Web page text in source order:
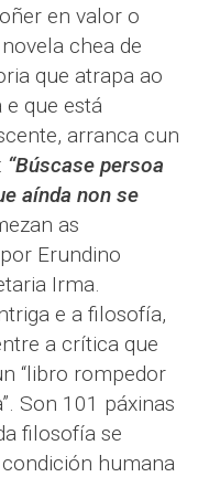
en valor o
chea de
que atrapa ao
que está
arranca cun
“Búscase persoa
aínda non se
as
Erundino
Irma.
e a filosofía,
a crítica que
“libro rompedor
Son 101 páxinas
filosofía se
humana